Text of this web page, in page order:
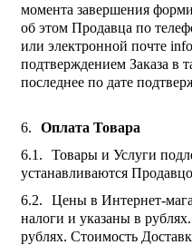
момента завершения
об этом Продавца по
или электронной почте
подтверждением Заказа в
последнее по дате
Оплата Товара
Товары и Услуги
устанавливаются
Цены в Интернет-
налоги и указаны в
рублях. Стоимость